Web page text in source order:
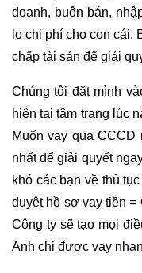
doanh, buôn bán,
lo chi phí cho con cái.
chấp tài sản để giải
Chúng tôi đặt mình
hiện tại tâm trạng lúc
Muốn vay qua
nhất để giải quyết
khó các bạn về thủ
duyệt hồ sơ vay tiền =
Công ty sẽ tạo mọi
Anh chị được vay